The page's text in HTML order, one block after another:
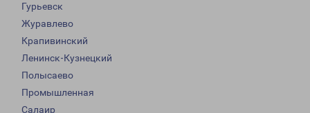
Гурьевск
Журавлево
Крапивинский
Ленинск-Кузнецкий
Полысаево
Промышленная
Салаир